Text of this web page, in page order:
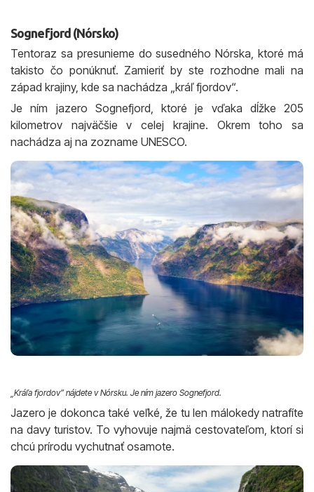
Sognefjord (Nórsko)
Tentoraz sa presunieme do susedného Nórska, ktoré má
takisto čo ponúknuť. Zamieriť by ste rozhodne mali na
západ krajiny, kde sa nachádza „kráľ fjordov“.
Je ním jazero Sognefjord, ktoré je vďaka dĺžke 205
kilometrov najväčšie v celej krajine. Okrem toho sa
nachádza aj na zozname UNESCO.
„Kráľa fjordov” nájdete v Nórsku. Je ním jazero Sognefjord.
Jazero je dokonca také veľké, že tu len málokedy natrafíte
na davy turistov. To vyhovuje najmä cestovateľom, ktorí si
chcú prírodu vychutnať osamote.